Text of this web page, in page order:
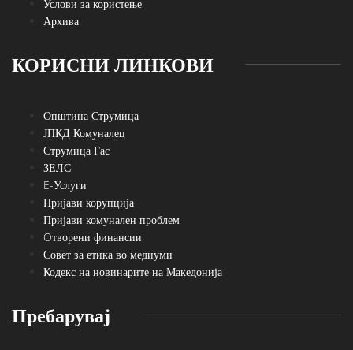
Услови за користење
Архива
КОРИСНИ ЛИНКОВИ
Општина Струмица
ЈПКД Комуналец
Струмица Гас
ЗЕЛС
E-Услуги
Пријави корупција
Пријави комунален проблем
Oтворени финансии
Совет за етика во медиуми
Кодекс на новинарите на Македонија
Пребарувај